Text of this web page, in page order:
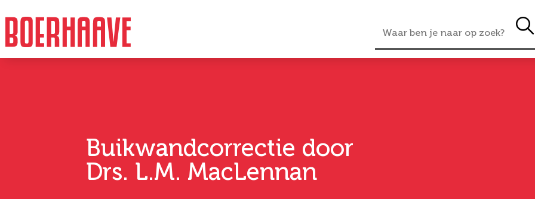
Buikwandcorrectie door
Drs. L.M. MacLennan